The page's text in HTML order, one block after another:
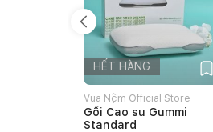
HẾT HÀNG
Vua Nệm Official Store
Gối Cao su Gummi
Standard